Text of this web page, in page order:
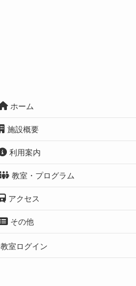
ホーム
施設概要
利用案内
教室・プログラム
アクセス
その他
教室ログイン